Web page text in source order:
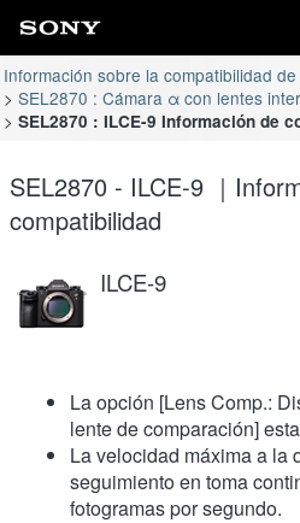
Información sobre la compatibilidad
SEL2870 : Cámara α con lentes
SEL2870 : ILCE-9 Información de
SEL2870 - ILCE-9 ｜
compatibilidad
ILCE-9
La opción [Lens Comp.:
lente de comparación]
La velocidad máxima a la
seguimiento en toma
fotogramas por segundo.